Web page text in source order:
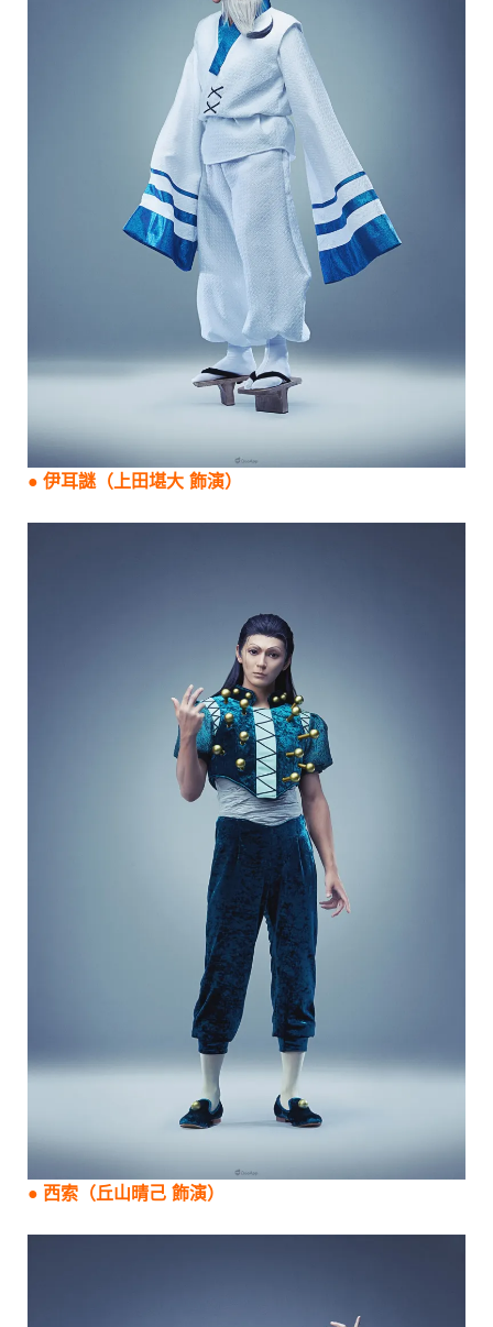
● 伊耳謎（上田堪大 飾演）
● 西索 （丘山晴己 飾演）